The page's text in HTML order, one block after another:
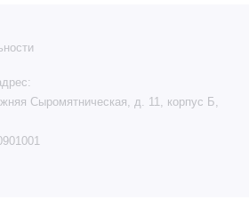
Сыромятническая, д. 11, корпус Б,